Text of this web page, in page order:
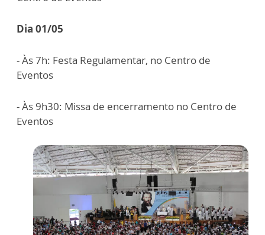
Dia 01/05
- Às 7h: Festa Regulamentar, no Centro de
Eventos
- Às 9h30: Missa de encerramento no Centro de
Eventos